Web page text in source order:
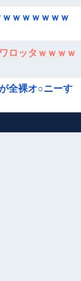
ｗｗｗｗｗｗ
ロッタｗｗｗｗ
全裸オ○ニーす